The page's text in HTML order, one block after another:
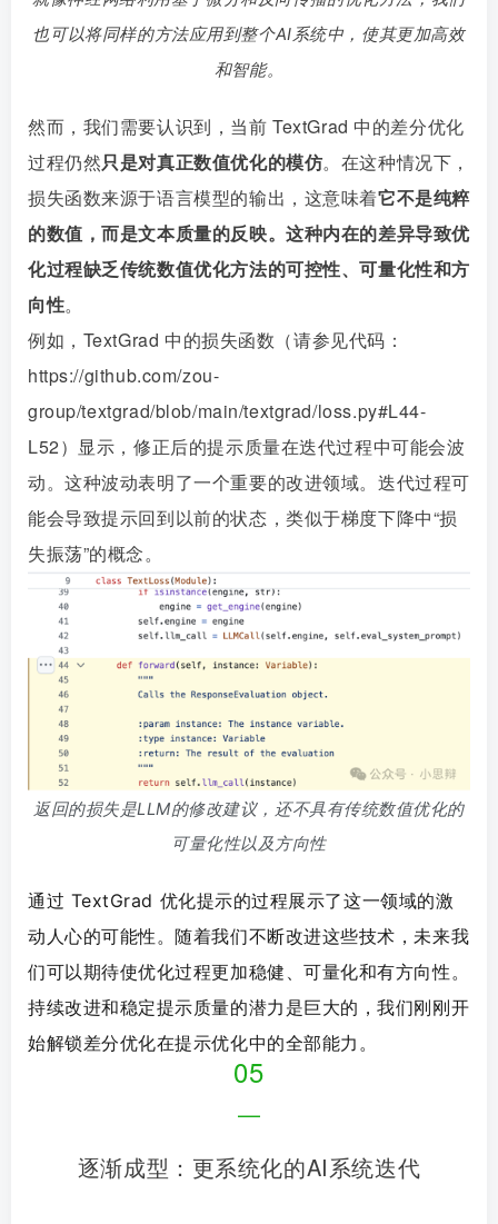
也可以将同样的方法应用到整个AI系统中，使其更加高效
和智能。
然而，我们需要认识到，当前 TextGrad 中的差分优化
过程仍然只是对真正数值优化的模仿。在这种情况下，
损失函数来源于语言模型的输出，这意味着它不是纯粹
的数值，而是文本质量的反映。这种内在的差异导致优
化过程缺乏传统数值优化方法的可控性、可量化性和方
向性。
例如，TextGrad 中的损失函数（请参见代码：
https://github.com/zou-
group/textgrad/blob/main/textgrad/loss.py#L44-
L52）显示，修正后的提示质量在迭代过程中可能会波
动。这种波动表明了一个重要的改进领域。迭代过程可
能会导致提示回到以前的状态，类似于梯度下降中“损
失振荡”的概念。
返回的损失是LLM的修改建议，还不具有传统数值优化的
可量化性以及方向性
通过 TextGrad 优化提示的过程展示了这一领域的激
动人心的可能性。随着我们不断改进这些技术，未来我
们可以期待使优化过程更加稳健、可量化和有方向性。
持续改进和稳定提示质量的潜力是巨大的，我们刚刚开
始解锁差分优化在提示优化中的全部能力。
05
—
逐渐成型：更系统化的AI系统迭代